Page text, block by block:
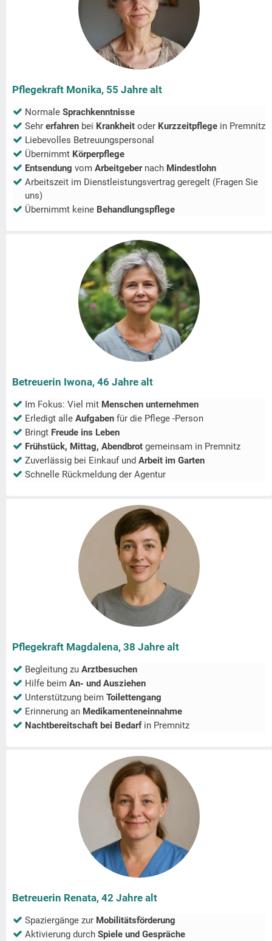
Pflegekraft Monika, 55 Jahre alt
Normale Sprachkenntnisse
Sehr erfahren bei Krankheit oder Kurzzeitpflege in Premnitz
Liebevolles Betreuungspersonal
Übernimmt Körperpflege
Entsendung vom Arbeitgeber nach Mindestlohn
Arbeitszeit im Dienstleistungsvertrag geregelt (Fragen Sie
uns)
Übernimmt keine Behandlungspflege
Betreuerin Iwona, 46 Jahre alt
Im Fokus: Viel mit Menschen unternehmen
Erledigt alle Aufgaben für die Pflege -Person
Bringt Freude ins Leben
Frühstück, Mittag, Abendbrot gemeinsam in Premnitz
Zuverlässig bei Einkauf und Arbeit im Garten
Schnelle Rückmeldung der Agentur
Pflegekraft Magdalena, 38 Jahre alt
Begleitung zu Arztbesuchen
Hilfe beim An- und Ausziehen
Unterstützung beim Toilettengang
Erinnerung an Medikamenteneinnahme
Nachtbereitschaft bei Bedarfin Premnitz
Betreuerin Renata, 42 Jahre alt
Spaziergänge zur Mobilitätsförderung
Aktivierung durch Spiele und Gespräche